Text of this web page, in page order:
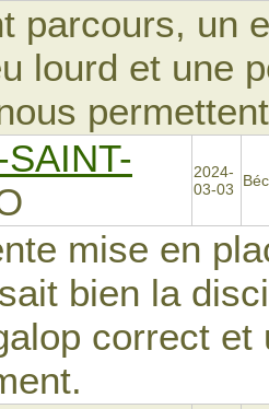
parcours, un
lourd et une
2024-
03-03
mise en
bien la
correct